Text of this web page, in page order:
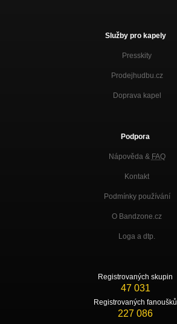
Služby pro kapely
Presskity
Prodejhudbu.cz
Doprava kapel
Podpora
Nápověda & FAQ
Kontakt
Podmínky používání
O Bandzone.cz
Loga a dtp.
Registrovaných skupin
47 031
Registrovaných fanoušků
227 086